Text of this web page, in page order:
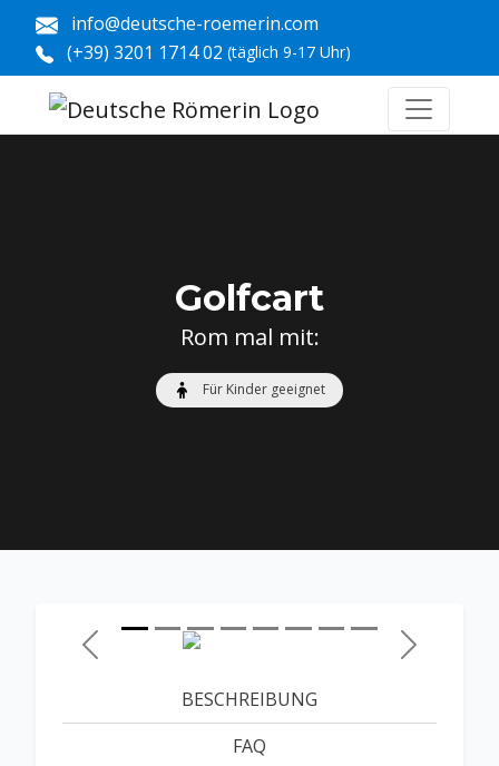
info@deutsche-roemerin.com
(+39) 3201 1714 02 (täglich 9-17 Uhr)
Golfcart
Rom mal mit:
Für Kinder geeignet
Zurück
Weiter
BESCHREIBUNG
FAQ